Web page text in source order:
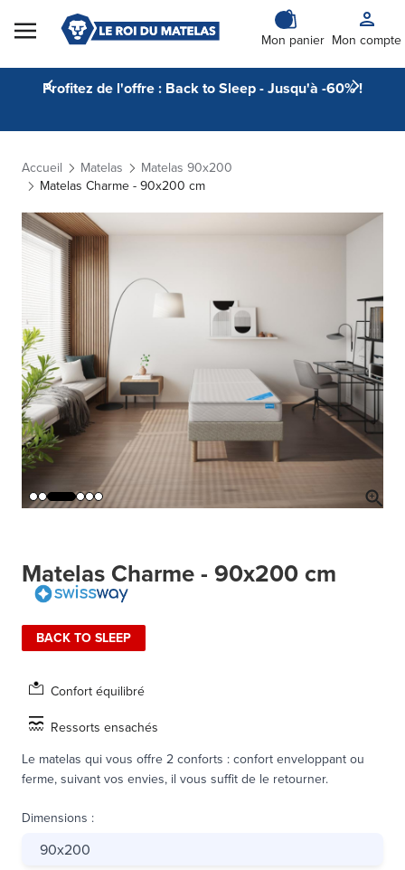
Skip to Content
Mon panier Mon compte
Profitez de l'offre : Back to Sleep - Jusqu'à -60% !
Accueil Matelas
Matelas 90x200
Matelas Charme - 90x200 cm
Matelas Charme - 90x200 cm
BACK TO SLEEP
Confort équilibré
Ressorts ensachés
Le matelas qui vous offre 2 conforts : confort enveloppant ou
ferme, suivant vos envies, il vous suffit de le retourner.
Dimensions :
90x200